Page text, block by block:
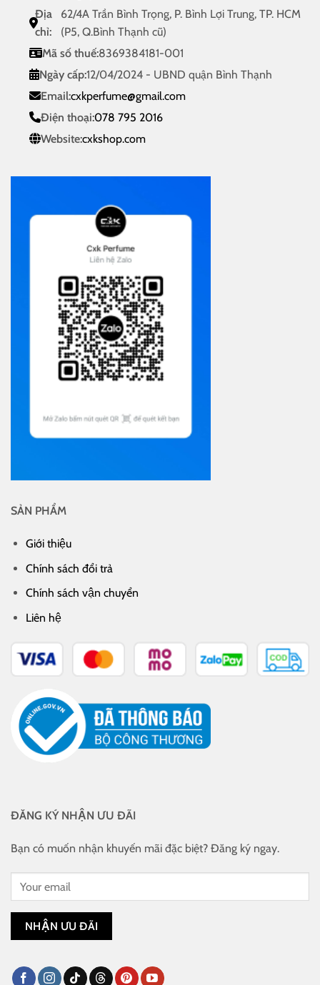
Địa
chỉ:
62/4A Trần Bình Trọng, P. Bình Lợi Trung, TP. HCM
(P5, Q.Bình Thạnh cũ)
Mã số thuế:8369384181-001
Ngày cấp:12/04/2024 - UBND quận Bình Thạnh
Email:cxkperfume@gmail.com
Điện thoại:078 795 2016
Website:cxkshop.com
SẢN PHẨM
Giới thiệu
Chính sách đổi trả
Chính sách vận chuyển
Liên hệ
ĐĂNG KÝ NHẬN ƯU ĐÃI
Bạn có muốn nhận khuyến mãi đặc biệt? Đăng ký ngay.